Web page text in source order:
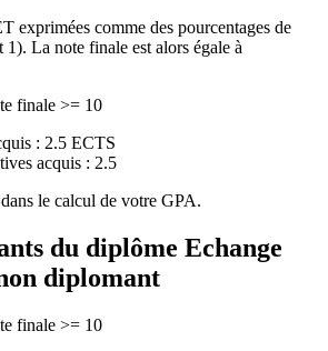
exprimées comme des pourcentages de
1). La note finale est alors égale à
finale >= 10
: 2.5 ECTS
acquis : 2.5
le calcul de votre GPA.
du diplôme Echange
diplomant
finale >= 10